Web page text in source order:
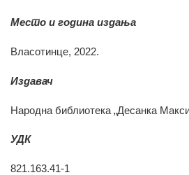
Место и година издања
Власотинце, 2022.
Издавач
Народна библиотека „Десанка
УДК
821.163.41-1